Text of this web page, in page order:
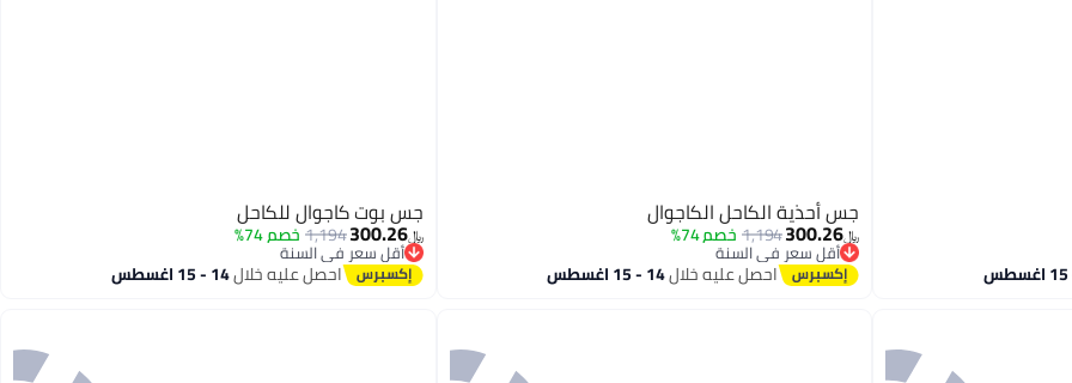
3
جس أحذية الكاحل الكاجوال
﷼‏300.26
1,194خصم 74%
أقل سعر في السنة
أقل سعر في السنة
احصل عليه خلال14 - 15 اغسطس 3
جس بوت كاجوال للكاحل
﷼‏300.26
1,194 خصم 74%
أقل سعر في السنة
أقل سعر في السنة
احصل عليه خلال14 - 15 اغسطس